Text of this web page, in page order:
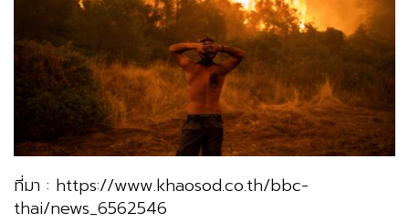
ที่มา : https://www.khaosod.co.th/bbc-
thai/news_6562546